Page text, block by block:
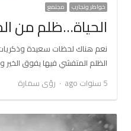
خواطر وتجارب مجتمع
الحياة…ظلم من
نعم هناك لحظات سعيدة وذكريات
الظلم المتفشي فيها يفوق الخير
5 سنوات ago
Author
رؤى سمارة